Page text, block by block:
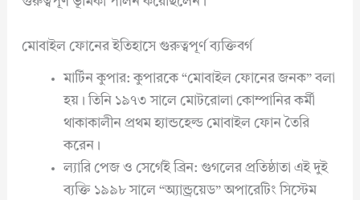
মোবাইল ফোনের ইতিহাসে গুরুত্বপূর্ণ ব্যক্তিবর্গ
মার্টিন কুপার: কুপারকে “মোবাইল ফোনের জনক” বলা
হয়। তিনি ১৯৭৩ সালে মোটরোলা কোম্পানির কর্মী
থাকাকালীন প্রথম হ্যান্ডহেল্ড মোবাইল ফোন তৈরি
করেন।
ল্যারি পেজ ও সের্গেই ব্রিন: গুগলের প্রতিষ্ঠাতা এই দুই
ব্যক্তি ১৯৯৮ সালে “অ্যান্ড্রয়েড” অপারেটিং সিস্টেম